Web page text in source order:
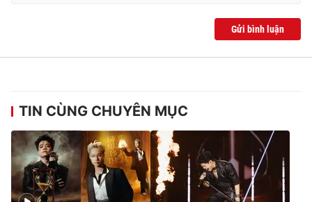
Gửi bình luận
TIN CÙNG CHUYÊN MỤC